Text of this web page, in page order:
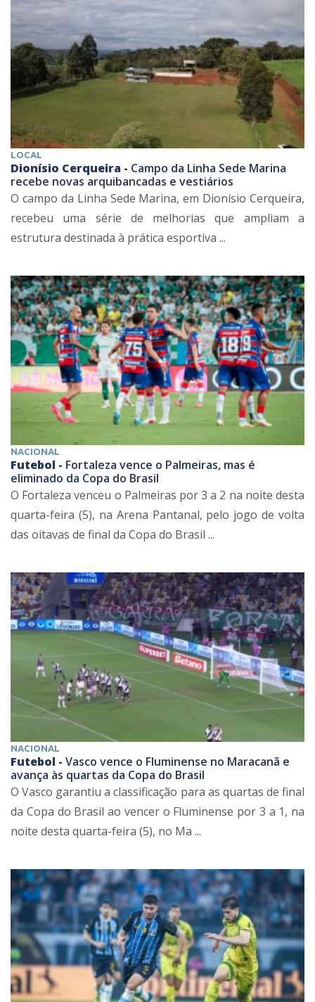
LOCAL
Dionísio Cerqueira - Campo da Linha Sede Marina
recebe novas arquibancadas e vestiários
O campo da Linha Sede Marina, em Dionísio Cerqueira,
recebeu uma série de melhorias que ampliam a
estrutura destinada à prática esportiva ...
NACIONAL
Futebol - Fortaleza vence o Palmeiras, mas é
eliminado da Copa do Brasil
O Fortaleza venceu o Palmeiras por 3 a 2 na noite desta
quarta-feira (5), na Arena Pantanal, pelo jogo de volta
das oitavas de final da Copa do Brasil ...
NACIONAL
Futebol - Vasco vence o Fluminense no Maracanã e
avança às quartas da Copa do Brasil
O Vasco garantiu a classificação para as quartas de final
da Copa do Brasil ao vencer o Fluminense por 3 a 1, na
noite desta quarta-feira (5), no Ma ...